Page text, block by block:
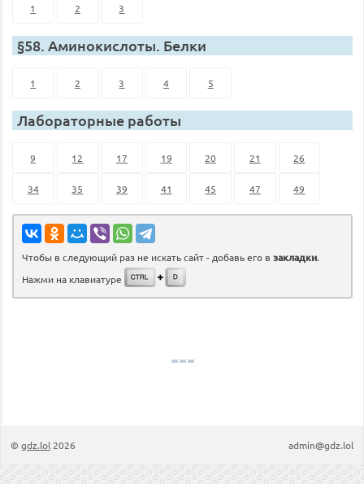
1 2 3
§58. Аминокислоты. Белки
1 2 3 4 5
Лабораторные работы
9 12 17 19 20 21 26
34 35 39 41 45 47 49
Чтобы в следующий раз не искать сайт - добавь его в закладки.
Нажми на клавиатуре
© gdz.lol 2026 admin@gdz.lol